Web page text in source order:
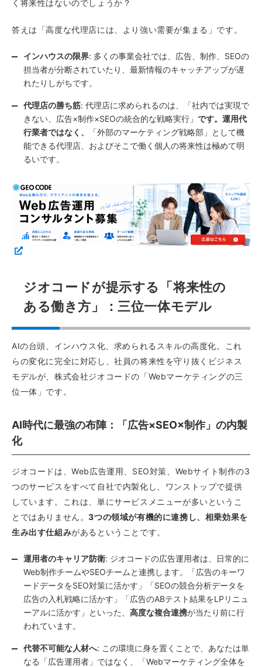
く将来性はないのでしょうか？
答えは「高度な代理店には、より強い需要が集まる」です。
インハウスの限界: 多くの事業会社では、広告、制作、SEOの
担当者が分断されていたり、最新情報のキャッチアップが遅
れたりしがちです。
代理店の勝ち筋: 代理店に求められるのは、「社内では実現で
きない、広告×制作×SEOの統合的な戦略実行」 です。運用代
行業者ではなく、
「外部のマーケティング戦略部」として機
能できる代理店、およびそこで働く個人の将来性は極めて明
るいです。
ジオコードが提示する「将来性の
ある働き方」：三位一体モデル
AIの台頭、インハウス化、求められるスキルの高度化。これ
らの変化に完全に対応し、社員の将来性を守り抜くビジネス
モデルが、株式会社ジオコードの「Webマーケティングの三
位一体」です。
AI時代に最強の布陣：「広告×SEO×制作」の内製
化
ジオコードは、Web広告運用、SEO対策、Webサイト制作の3
つのサービスをすべて自社で内製化し、ワンストップで提供
しています。これは、単にサービスメニューが多いというこ
とではありません。3つの領域が有機的に連携し、相乗効果を
生み出す仕組みがあるということです。
運用者のキャリア防衛: ジオコードの広告運用者は、日常的に
Web制作チームやSEOチームと連携します。「広告のキーワ
ードデータをSEO対策に活かす」「SEOの競合分析データを
広告の入札戦略に活かす」「広告のABテスト結果をLPリニュ
ーアルに活かす」といった、 高度な複合連携が当たり前に行
われています。
代替不可能な人材へ: この環境に身を置くことで、あなたは単
なる「広告運用者」ではなく、「Webマーケティング全体を